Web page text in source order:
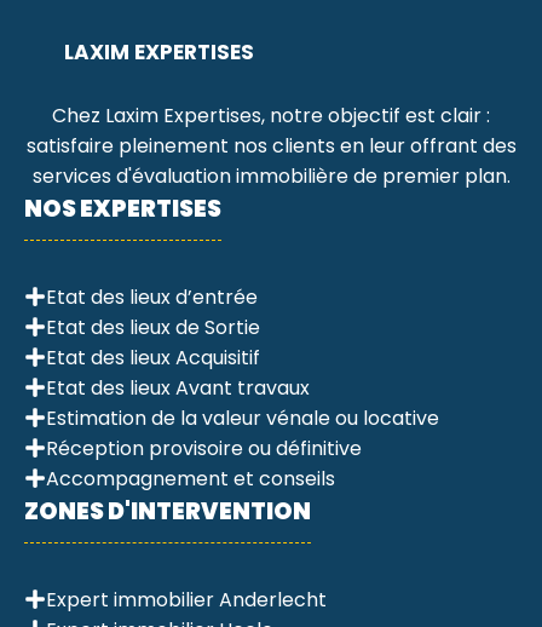
LAXIM EXPERTISES
Chez Laxim Expertises, notre objectif est clair :
satisfaire pleinement nos clients en leur offrant des
services d'évaluation immobilière de premier plan.
NOS EXPERTISES
Etat des lieux d’entrée
Etat des lieux de Sortie
Etat des lieux Acquisitif
Etat des lieux Avant travaux
Estimation de la valeur vénale ou locative
Réception provisoire ou définitive
Accompagnement et conseils
ZONES D'INTERVENTION
Expert immobilier Anderlecht